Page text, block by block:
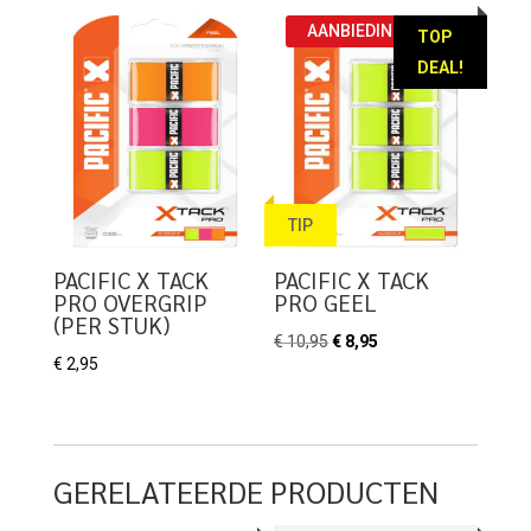
€ 12,95.€ 9,95.
€ 41,95.€ 32,95.
PACIFIC X TACK
PRO OVERGRIP
(PER STUK)
€ 2,95
TOP
DEAL!
TIP
AANBIEDING!
PACIFIC X TACK
PRO GEEL
€10,95Oorspronkelijke
€ 8,95
GERELATEERDE PRODUCTEN